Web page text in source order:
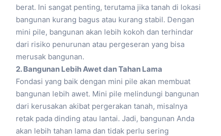
berat. Ini sangat penting, terutama jika tanah di lokasi
bangunan kurang bagus atau kurang stabil. Dengan
mini pile, bangunan akan lebih kokoh dan terhindar
dari risiko penurunan atau pergeseran yang bisa
merusak bangunan.
2. Bangunan Lebih Awet dan Tahan Lama
Fondasi yang baik dengan mini pile akan membuat
bangunan lebih awet. Mini pile melindungi bangunan
dari kerusakan akibat pergerakan tanah, misalnya
retak pada dinding atau lantai. Jadi, bangunan Anda
akan lebih tahan lama dan tidak perlu sering